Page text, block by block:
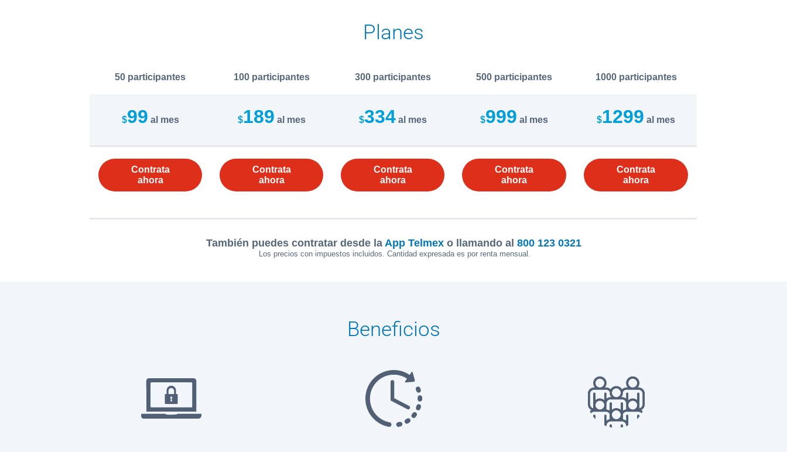
Planes
50 participantes 100 participantes 300 participantes 500 participantes 1000 participantes
$99 al mes $189 al mes $334al mes $999 al mes $1299 al mes
Contrata
ahora
Contrata
ahora
Contrata
ahora
Contrata
ahora
Contrata
ahora
También puedes contratar desde la App Telmexo llamando al 800 123 0321
Los precios con impuestos incluidos. Cantidad expresada es por renta mensual.
Beneficios